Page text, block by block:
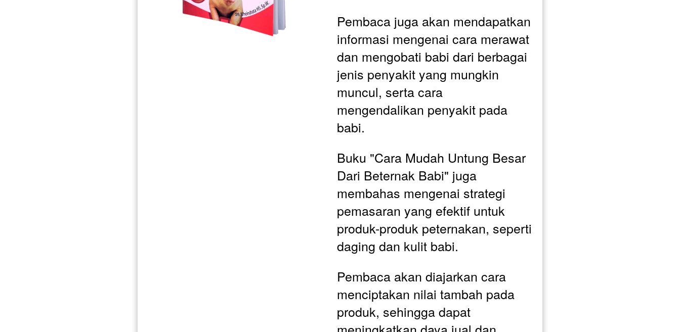
Pembaca juga akan mendapatkan
informasi mengenai cara merawat
dan mengobati babi dari berbagai
jenis penyakit yang mungkin
muncul, serta cara
mengendalikan penyakit pada
babi.
Buku "Cara Mudah Untung Besar
Dari Beternak Babi" juga
membahas mengenai strategi
pemasaran yang efektif untuk
produk-produk peternakan, seperti
daging dan kulit babi.
Pembaca akan diajarkan cara
menciptakan nilai tambah pada
produk, sehingga dapat